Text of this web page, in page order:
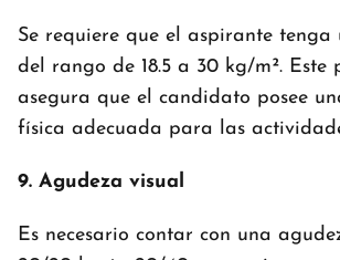
Se requiere que el aspirante tenga
del rango de 18.5 a 30 kg/m². Este
asegura que el candidato posee
física adecuada para las
9. Agudeza visual
Es necesario contar con una